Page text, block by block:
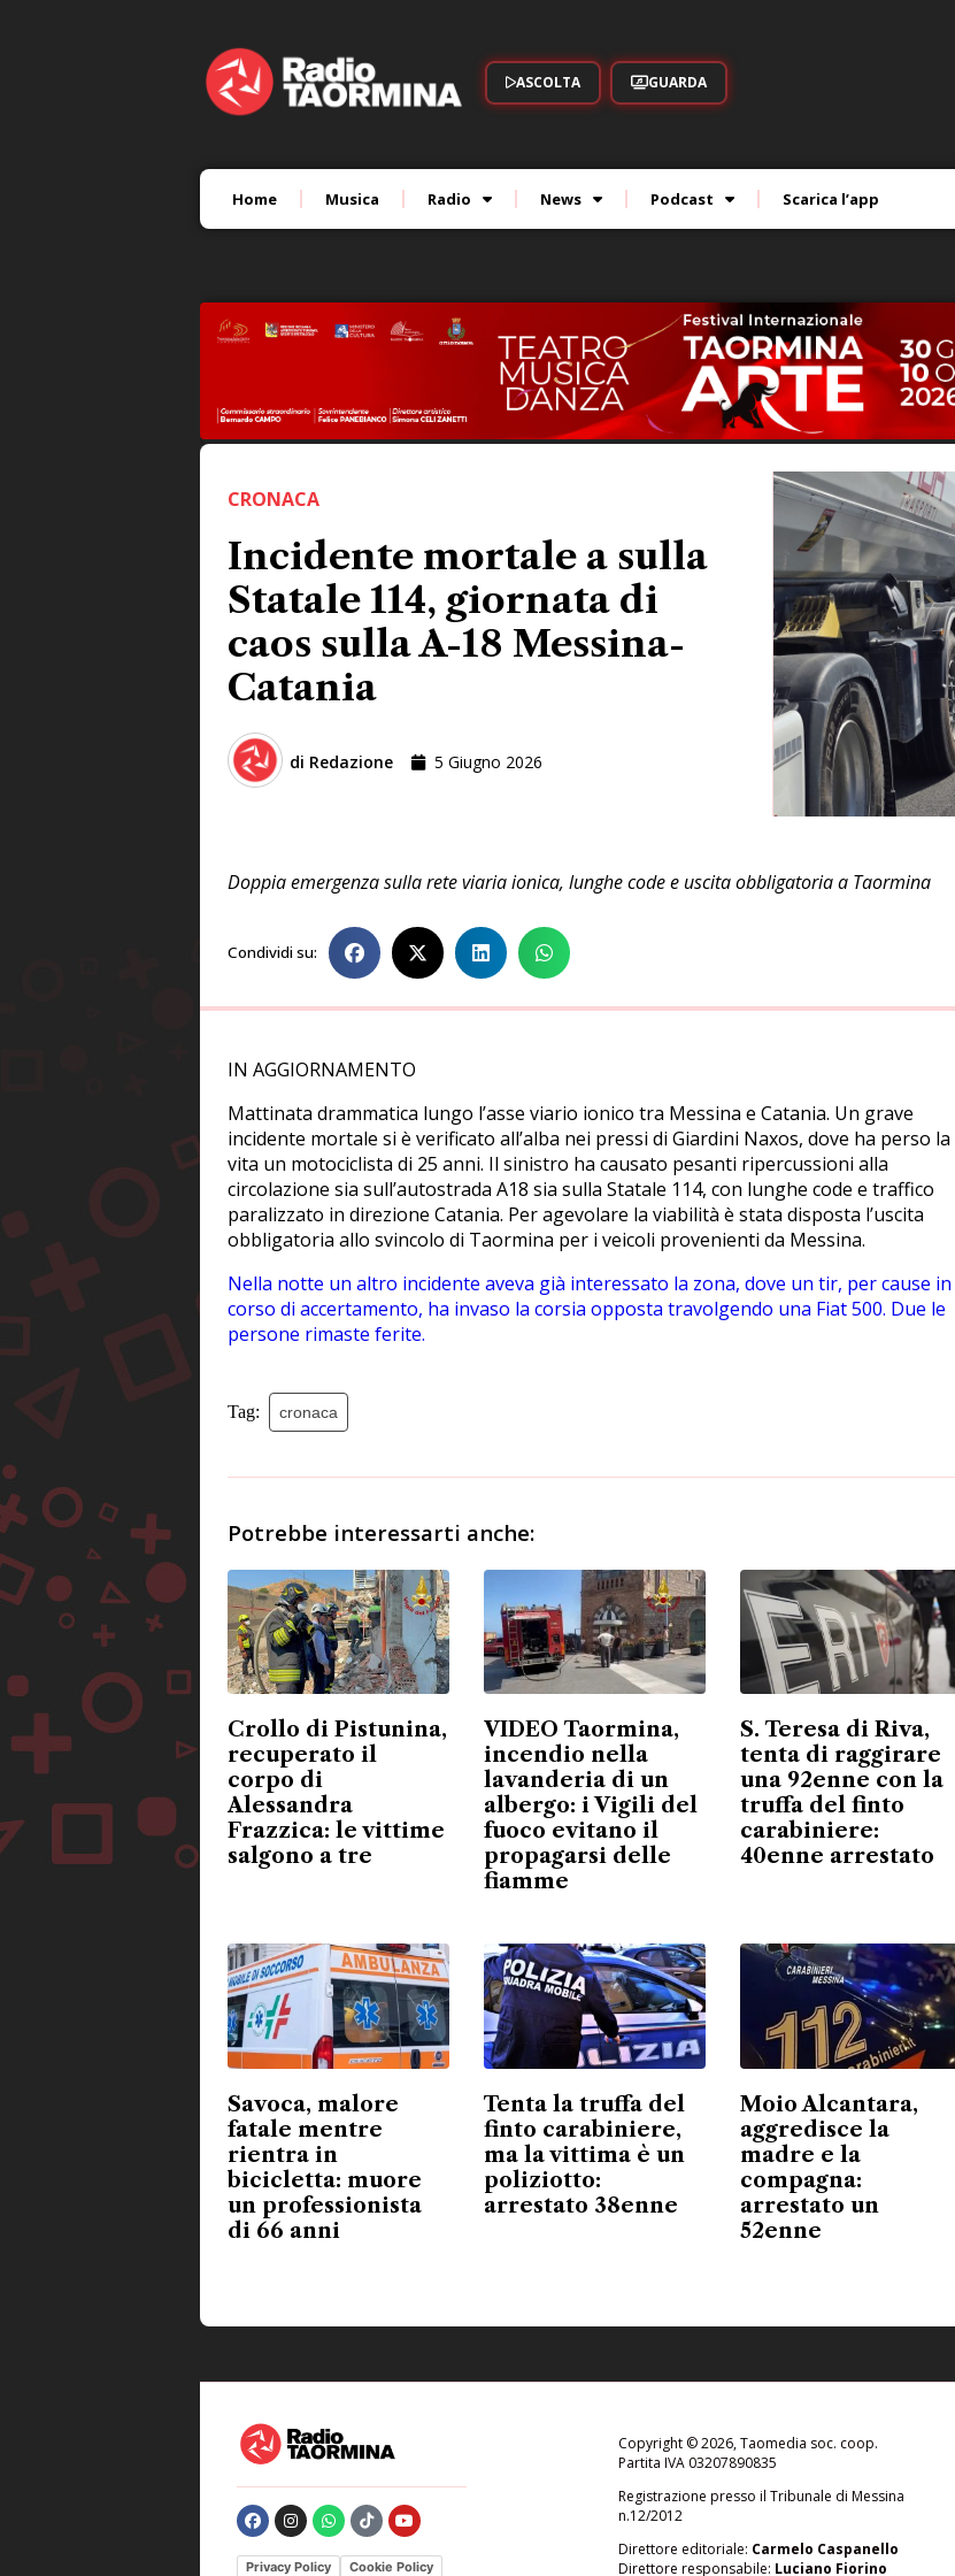
ASCOLTA GUARDA
Home Musica Radio News Podcast Scarica l’app
CRONACA
Incidente mortale a sulla
Statale 114, giornata di
caos sulla A-18 Messina-
Catania
di Redazione 5 Giugno 2026
Doppia emergenza sulla rete viaria ionica, lunghe code e uscita obbligatoria a Taormina
Condividi su:
IN AGGIORNAMENTO
Mattinata drammatica lungo l’asse viario ionico tra Messina e Catania. Un grave
incidente mortale si è verificato all’alba nei pressi di Giardini Naxos, dove ha perso la
vita un motociclista di 25 anni. Il sinistro ha causato pesanti ripercussioni alla
circolazione sia sull’autostrada A18 sia sulla Statale 114, con lunghe code e traffico
paralizzato in direzione Catania. Per agevolare la viabilità è stata disposta l’uscita
obbligatoria allo svincolo di Taormina per i veicoli provenienti da Messina.
Nella notte un altro incidente aveva già interessato la zona, dove un tir, per cause in
corso di accertamento, ha invaso la corsia opposta travolgendo una Fiat 500. Due le
persone rimaste ferite.
Tag: cronaca
Potrebbe interessarti anche:
Crollo di Pistunina,
recuperato il
corpo di
Alessandra
Frazzica: le vittime
salgono a tre
VIDEO Taormina,
incendio nella
lavanderia di un
albergo: i Vigili del
fuoco evitano il
propagarsi delle
fiamme
S. Teresa di Riva,
tenta di raggirare
una 92enne con la
truffa del finto
carabiniere:
40enne arrestato
Savoca, malore
fatale mentre
rientra in
bicicletta: muore
un professionista
di 66 anni
Tenta la truffa del
finto carabiniere,
ma la vittima è un
poliziotto:
arrestato 38enne
Moio Alcantara,
aggredisce la
madre e la
compagna:
arrestato un
52enne
Privacy Policy Cookie Policy
Copyright © 2026, Taomedia soc. coop.
Partita IVA 03207890835
Registrazione presso il Tribunale di Messina
n.12/2012
Direttore editoriale: Carmelo Caspanello
Direttore responsabile: Luciano Fiorino